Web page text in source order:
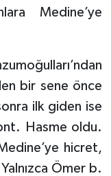
Medine’ye
bir sene önce
ilk giden ise
Hasme oldu.
hicret,
Ömer b.